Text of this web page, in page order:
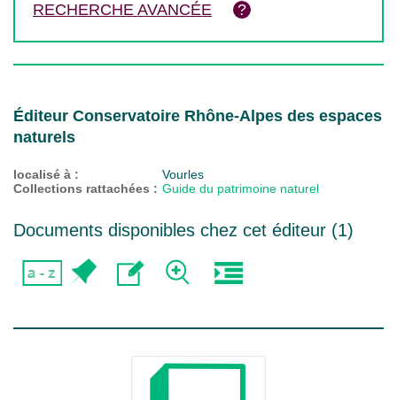
RECHERCHE AVANCÉE
Éditeur Conservatoire Rhône-Alpes des espaces
naturels
localisé à :
Vourles
Collections rattachées : Guide du patrimoine naturel
Documents disponibles chez cet éditeur (1)